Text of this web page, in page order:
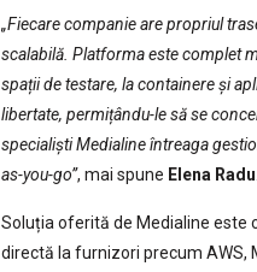
„Fiecare companie are propriul
scalabilă. Platforma este complet
spații de testare, la containere și
libertate, permițându-le să se
specialiști Medialine întreaga
as-you-go”, mai spune Elena Radu.
Soluția oferită de Medialine este
directă la furnizori precum AWS,